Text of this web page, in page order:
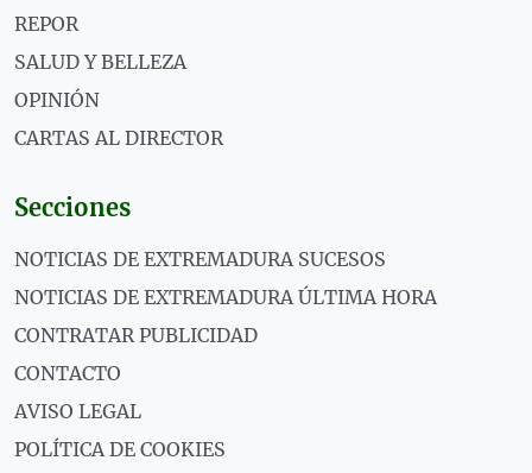
REPOR
SALUD Y BELLEZA
OPINIÓN
CARTAS AL DIRECTOR
Secciones
NOTICIAS DE EXTREMADURA SUCESOS
NOTICIAS DE EXTREMADURA ÚLTIMA HORA
CONTRATAR PUBLICIDAD
CONTACTO
AVISO LEGAL
POLÍTICA DE COOKIES